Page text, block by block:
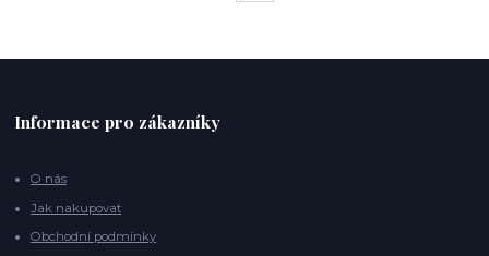
Informace pro zákazníky
O nás
Jak nakupovat
Obchodní podmínky